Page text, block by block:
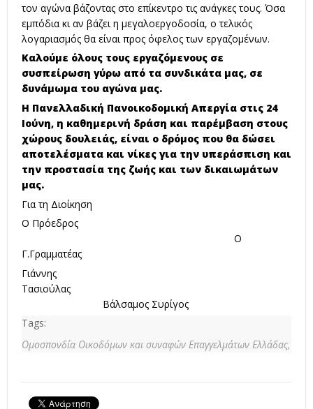
τον αγώνα βάζοντας στο επίκεντρο τις ανάγκες τους. Όσα
εμπόδια κι αν βάζει η μεγαλοεργοδοσία, ο τελικός
λογαριασμός θα είναι προς όφελος των εργαζομένων.
Καλούμε όλους τους εργαζόμενους σε
συσπείρωση γύρω από τα συνδικάτα μας, σε
δυνάμωμα του αγώνα μας.
Η Πανελλαδική Πανοικοδομική Απεργία στις 24
Ιούνη, η καθημερινή δράση και παρέμβαση στους
χώρους δουλειάς, είναι ο δρόμος που θα δώσει
αποτελέσματα και νίκες για την υπεράσπιση και
την προστασία της ζωής και των δικαιωμάτων
μας.
Για τη Διοίκηση
Ο Πρόεδρος
Ο
Γ.Γραμματέας
Γιάννης
Τασιούλας
Βάλσαμος Συρίγος
Tags:
Ομοσπονδία Οικοδόμων και συναφών Επαγγελμάτων Ελλάδας,